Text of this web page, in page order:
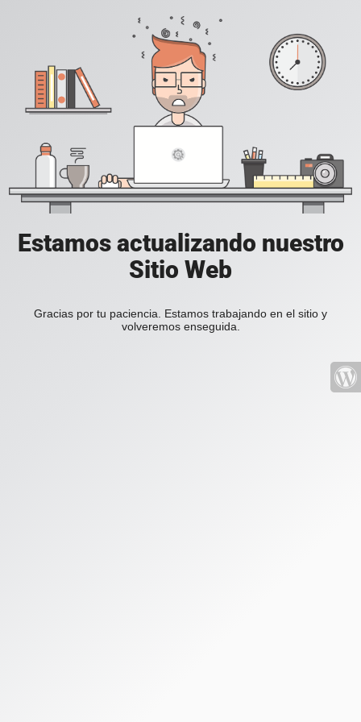
Estamos actualizando nuestro
Sitio Web
Gracias por tu paciencia. Estamos trabajando en el sitio y
volveremos enseguida.